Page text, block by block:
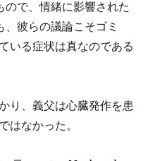
で、情緒に影響された
彼らの議論こそゴミ
いる症状は真なのである
り、義父は心臓発作を患
はなかった。